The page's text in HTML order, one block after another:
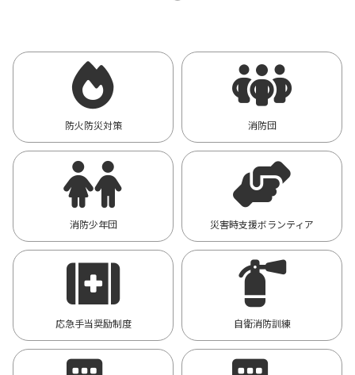
防火防災対策 消防団
消防少年団 災害時支援ボランティア
応急手当奨励制度 自衛消防訓練